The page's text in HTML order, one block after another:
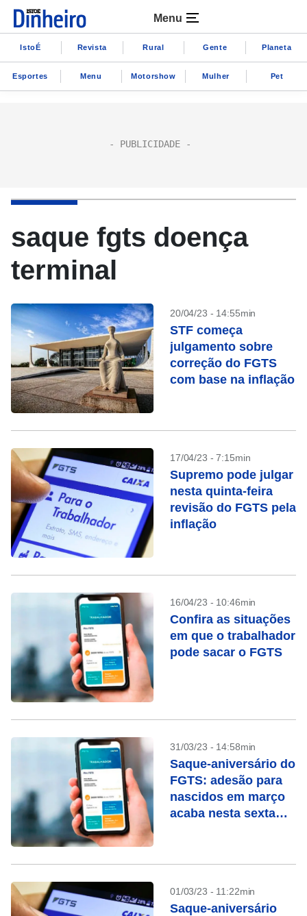
Menu
IstoÉ Revista Rural Gente Planeta
Esportes Menu Motorshow Mulher Pet
saque fgts doença
terminal
20/04/23 - 14:55min
STF começa
julgamento sobre
correção do FGTS
com base na inflação
17/04/23 - 7:15min
Supremo pode julgar
nesta quinta-feira
revisão do FGTS pela
inflação
16/04/23 - 10:46min
Confira as situações
em que o trabalhador
pode sacar o FGTS
31/03/23 - 14:58min
Saque-aniversário do
FGTS: adesão para
nascidos em março
acaba nesta sexta
01/03/23 - 11:22min
Saque-aniversário